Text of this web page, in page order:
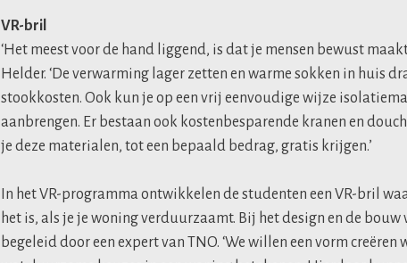
VR-bril
‘Het meest voor de hand liggend, is dat je mensen bewust
Helder. ‘De verwarming lager zetten en warme sokken in huis
stookkosten. Ook kun je op een vrij eenvoudige wijze
aanbrengen. Er bestaan ook kostenbesparende kranen en
je deze materialen, tot een bepaald bedrag, gratis krijgen.’
In het VR-programma ontwikkelen de studenten een VR-bril
het is, als je je woning verduurzaamt. Bij het design en de
begeleid door een expert van TNO. ‘We willen een vorm